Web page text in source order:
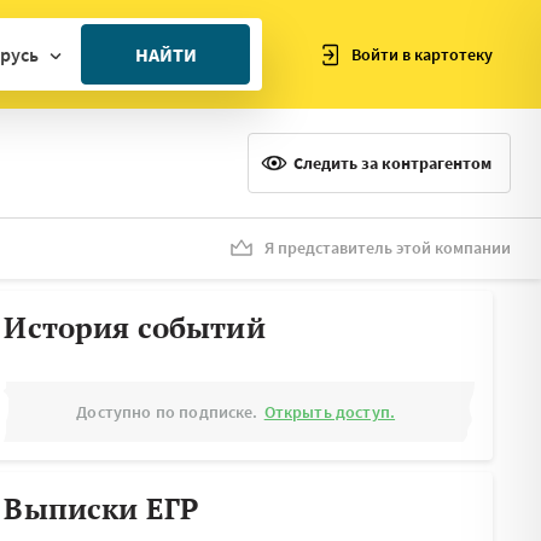
НАЙТИ Войти в картотеку
Следить за контрагентом
Я представитель этой компании
История событий
Доступно по подписке. Открыть доступ.
Выписки ЕГР